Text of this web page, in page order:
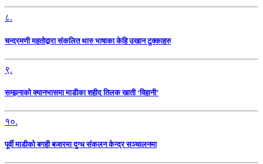
८.
चन्द्रमणी महतोद्वारा संकलित थारु भाषाका केहि उखान टुक्काहरु
९.
सम्झनाको क्यानभासमा माडीका शहीद तिलक खाती ‘विहानी’
१०.
पूर्वी माडीको बगही बजारमा दुग्ध संकलन केन्द्र सञ्चालनमा